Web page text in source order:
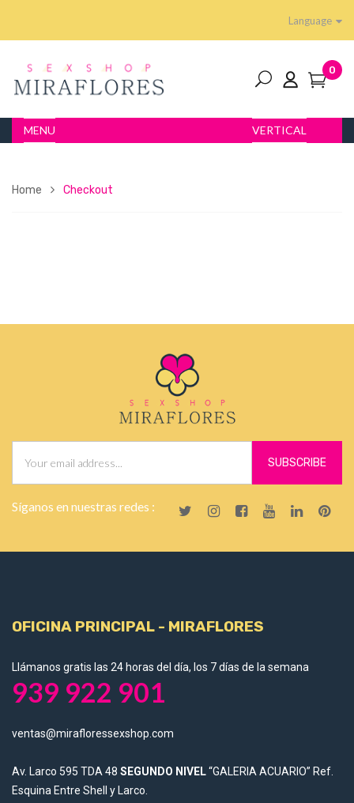
Language
0
MENU VERTICAL
Home Checkout
Síganos en nuestras redes :
OFICINA PRINCIPAL - MIRAFLORES
Llámanos gratis las 24 horas del día, los 7 días de la semana
939 922 901
ventas@mirafloressexshop.com
Av. Larco 595 TDA 48 SEGUNDO NIVEL“GALERIA ACUARIO” Ref.
Esquina Entre Shell y Larco.